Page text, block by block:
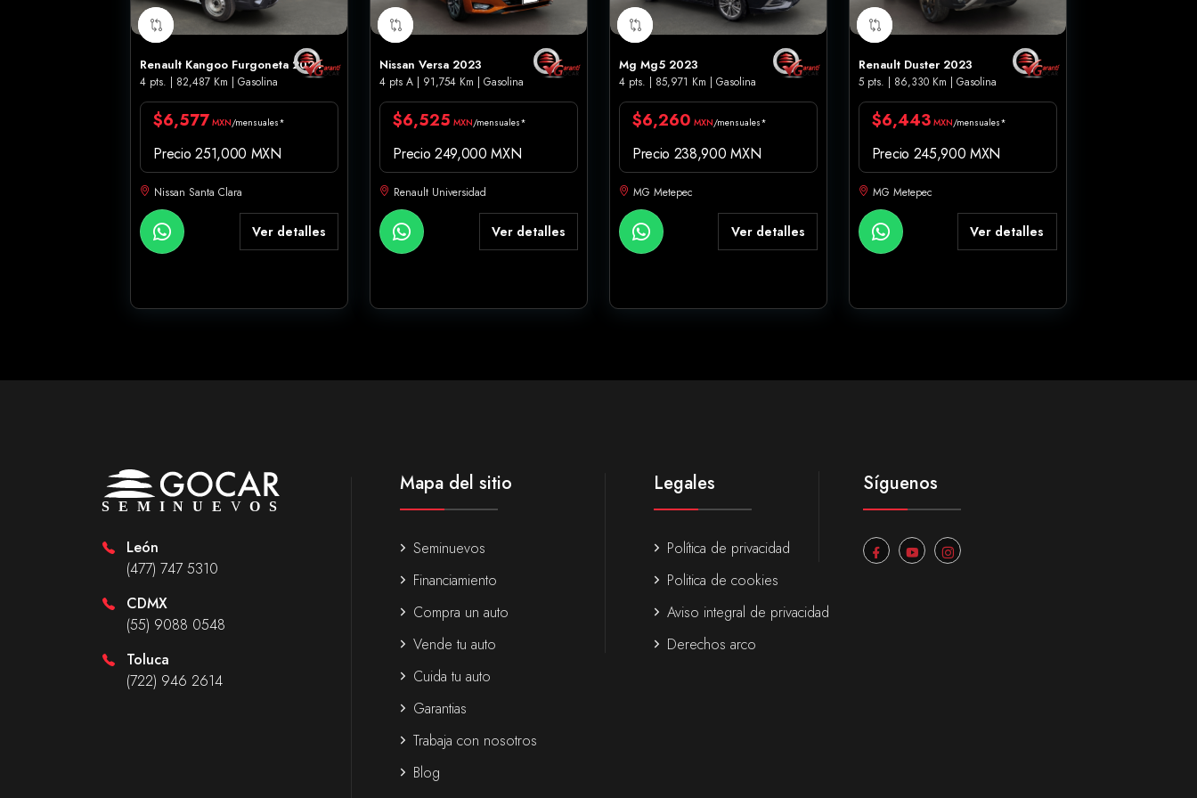
Renault Kangoo Furgoneta 2024
4 pts. | 82,487 Km | Gasolina
$6,577 MXN/mensuales*
Precio 251,000 MXN
Nissan Santa Clara
Ver detalles
Nissan Versa 2023
4 pts A | 91,754 Km | Gasolina
$6,525 MXN/mensuales*
Precio 249,000 MXN
Renault Universidad
Ver detalles
Mg Mg5 2023
4 pts. | 85,971 Km | Gasolina
$6,260 MXN/mensuales*
Precio 238,900 MXN
MG Metepec
Ver detalles
Renault Duster 2023
5 pts. | 86,330 Km | Gasolina
$6,443MXN/mensuales*
Precio 245,900 MXN
MG Metepec
Ver detalles
León
(477) 747 5310
CDMX
(55) 9088 0548
Toluca
(722) 946 2614
Mapa del sitio
Seminuevos
Financiamiento
Compra un auto
Vende tu auto
Cuida tu auto
Garantias
Trabaja con nosotros
Blog
Legales
Política de privacidad
Politica de cookies
Aviso integral de privacidad
Derechos arco
Síguenos